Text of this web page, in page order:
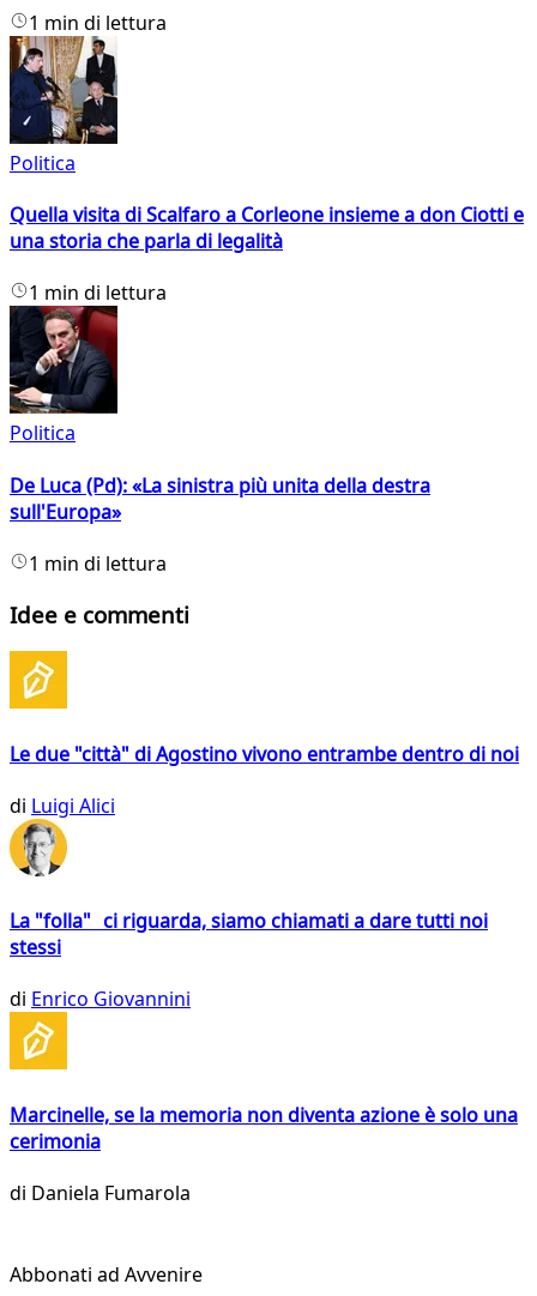
1 min di lettura
Politica
Quella visita di Scalfaro a Corleone insieme a don Ciotti e
una storia che parla di legalità
1 min di lettura
Politica
De Luca (Pd): «La sinistra più unita della destra
sull'Europa»
1 min di lettura
Idee e commenti
Le due "città" di Agostino vivono entrambe dentro di noi
di Luigi Alici
La "folla" ci riguarda, siamo chiamati a dare tutti noi
stessi
di Enrico Giovannini
Marcinelle, se la memoria non diventa azione è solo una
cerimonia
di Daniela Fumarola
Abbonati ad Avvenire